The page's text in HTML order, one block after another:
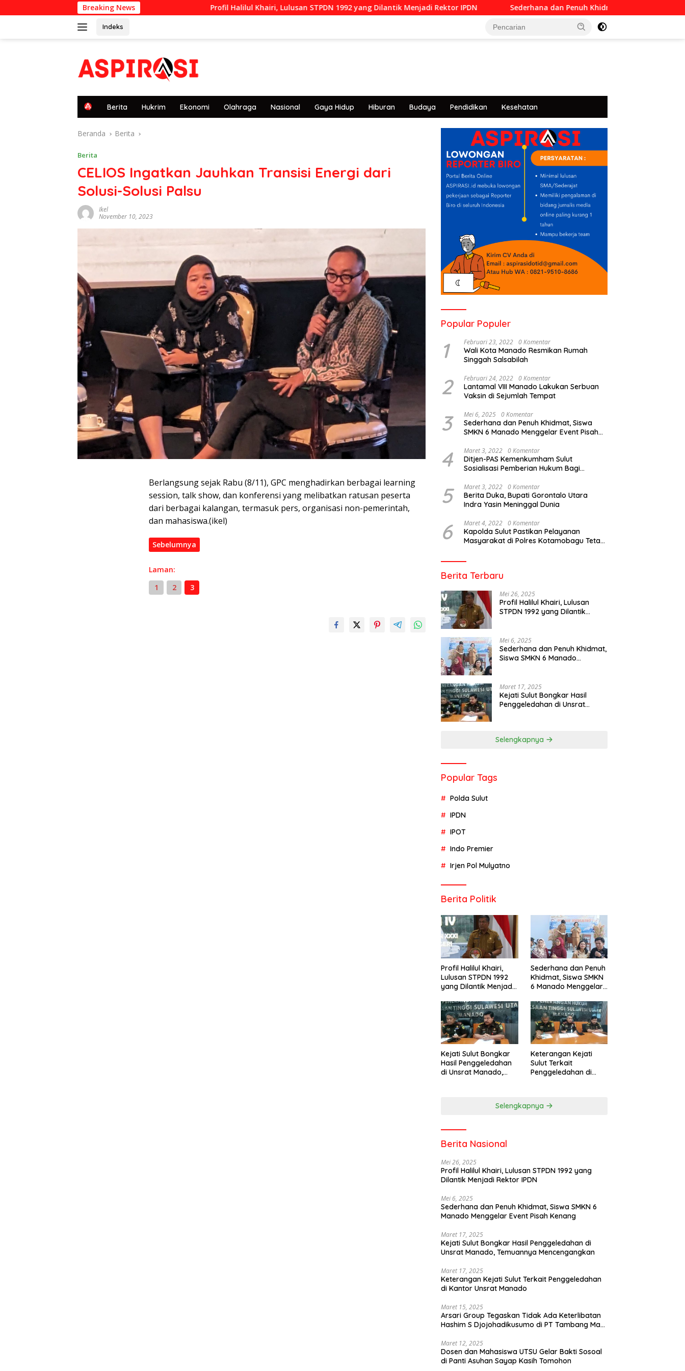
ke
Breaking News Profil Halilul Khairi, Lulusan STPDN 1992 yang Dilantik Menjadi Rektor IPDN Sederhana dan Penuh Khidmat, Siswa SMKN 6 Manado
Indeks
e
Berita Hukrim Ekonomi Olahraga Nasional Gaya Hidup Hiburan Budaya Pendidikan Kesehatan
Beranda Berita
Berita
CELIOS Ingatkan Jauhkan Transisi Energi dari
Solusi-Solusi Palsu
Ikel
November 10, 2023
Berlangsung sejak Rabu (8/11), GPC menghadirkan berbagai learning
session, talk show, dan konferensi yang melibatkan ratusan peserta
dari berbagai kalangan, termasuk pers, organisasi non-pemerintah,
dan mahasiswa.(ikel)
Sebelumnya
Laman:
1
2 3
Popular Populer
1 Februari 23, 2022 0 Komentar
Wali Kota Manado Resmikan Rumah
Singgah Salsabilah
2 Februari 24, 2022 0 Komentar
Lantamal VIII Manado Lakukan Serbuan
Vaksin di Sejumlah Tempat
3 Mei 6, 2025 0 Komentar
Sederhana dan Penuh Khidmat, Siswa
SMKN 6 Manado Menggelar Event Pisah
4 Maret 3, 2022 0 Komentar
Ditjen-PAS Kemenkumham Sulut
Sosialisasi Pemberian Hukum Bagi
5 Maret 3, 2022 0 Komentar
Berita Duka, Bupati Gorontalo Utara
Indra Yasin Meninggal Dunia
6 Maret 4, 2022 0 Komentar
Kapolda Sulut Pastikan Pelayanan
Masyarakat di Polres Kotamobagu Tetap
Berita Terbaru
Mei 26, 2025
Profil Halilul Khairi, Lulusan
STPDN 1992 yang Dilantik
Mei 6, 2025
Sederhana dan Penuh Khidmat,
Siswa SMKN 6 Manado
Maret 17, 2025
Kejati Sulut Bongkar Hasil
Penggeledahan di Unsrat
Selengkapnya
Popular Tags
Polda Sulut
IPDN
IPOT
Indo Premier
Irjen Pol Mulyatno
Berita Politik
Profil Halilul Khairi,
Lulusan STPDN 1992
yang Dilantik Menjadi
Sederhana dan Penuh
Khidmat, Siswa SMKN
6 Manado Menggelar
Kejati Sulut Bongkar
Hasil Penggeledahan
di Unsrat Manado,
Keterangan Kejati
Sulut Terkait
Penggeledahan di
Selengkapnya
Berita Nasional
Mei 26, 2025
Profil Halilul Khairi, Lulusan STPDN 1992 yang
Dilantik Menjadi Rektor IPDN
Mei 6, 2025
Sederhana dan Penuh Khidmat, Siswa SMKN 6
Manado Menggelar Event Pisah Kenang
Maret 17, 2025
Kejati Sulut Bongkar Hasil Penggeledahan di
Unsrat Manado, Temuannya Mencengangkan
Maret 17, 2025
Keterangan Kejati Sulut Terkait Penggeledahan
di Kantor Unsrat Manado
Maret 15, 2025
Arsari Group Tegaskan Tidak Ada Keterlibatan
Hashim S Djojohadikusumo di PT Tambang Mas
Maret 12, 2025
Dosen dan Mahasiswa UTSU Gelar Bakti Sosoal
di Panti Asuhan Sayap Kasih Tomohon